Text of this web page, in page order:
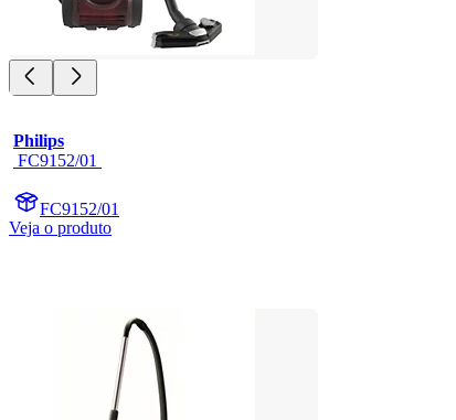
Philips
FC9152/01
FC9152/01
Veja o produto